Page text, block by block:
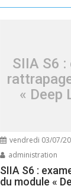
SIIA S6
« Deep
vendredi 03/07/
administration
SIIA S6 :
du module «